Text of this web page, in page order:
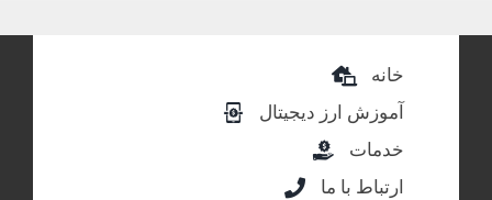
خانه
آموزش ارز دیجیتال
خدمات
ارتباط با ما